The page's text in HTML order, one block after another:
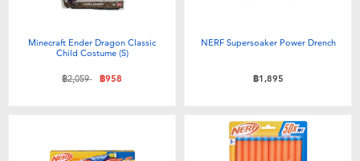
Minecraft Ender Dragon Classic
Child Costume (S)
ลดราคาจาก
฿2,059ถึง฿958
NERF Supersoaker Power Drench
฿1,895